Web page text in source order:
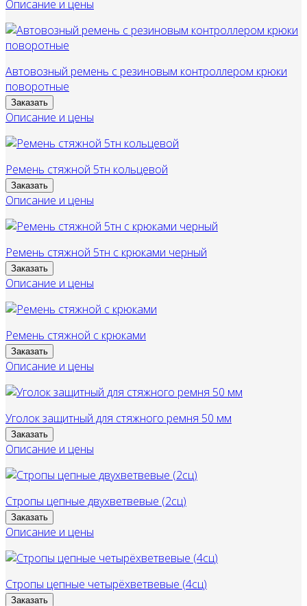
Описание и цены
Автовозный ремень с резиновым контроллером крюки
поворотные
Заказать
Описание и цены
Ремень стяжной 5тн кольцевой
Заказать
Описание и цены
Ремень стяжной 5тн с крюками черный
Заказать
Описание и цены
Ремень стяжной с крюками
Заказать
Описание и цены
Уголок защитный для стяжного ремня 50 мм
Заказать
Описание и цены
Стропы цепные двухветвевые (2сц)
Заказать
Описание и цены
Стропы цепные четырёхветвевые (4сц)
Заказать